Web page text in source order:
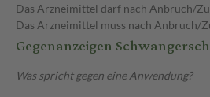
Das Arzneimittel darf nach Anbruch/
Das Arzneimittel muss nach Anbruch/
Gegenanzeigen
Was spricht gegen eine Anwendung?